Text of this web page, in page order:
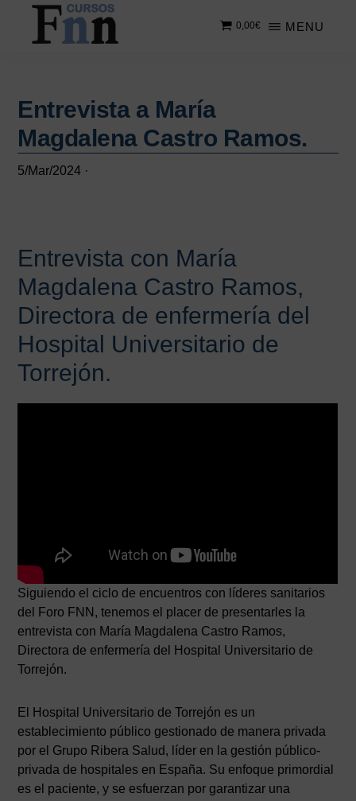
Saltar
contenido
Saltar
principal
online
MENU
0,00€
Entrevista a María
Magdalena Castro Ramos.
5/Mar/2024 ·
Entrevista con María
Magdalena Castro Ramos,
Directora de enfermería del
Hospital Universitario de
Torrejón.
Siguiendo el ciclo de encuentros con líderes sanitarios
del Foro FNN, tenemos el placer de presentarles la
entrevista con María Magdalena Castro Ramos,
Directora de enfermería del Hospital Universitario de
Torrejón.
El Hospital Universitario de Torrejón es un
establecimiento público gestionado de manera privada
por el Grupo Ribera Salud, líder en la gestión público-
privada de hospitales en España. Su enfoque primordial
es el paciente, y se esfuerzan por garantizar una